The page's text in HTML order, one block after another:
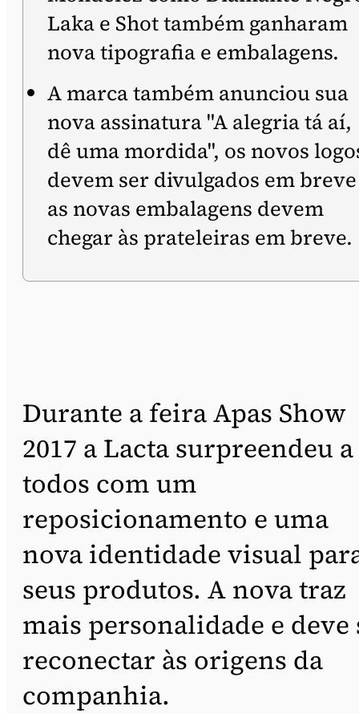
Laka e Shot também ganharam
nova tipografia e embalagens.
A marca também anunciou sua
nova assinatura "A alegria tá aí,
dê uma mordida", os novos
devem ser divulgados em
as novas embalagens devem
chegar às prateleiras em breve.
Durante a feira Apas Show
2017 a Lacta surpreendeu a
todos com um
reposicionamento e uma
nova identidade visual
seus produtos. A nova traz
mais personalidade e deve
reconectar às origens da
companhia.